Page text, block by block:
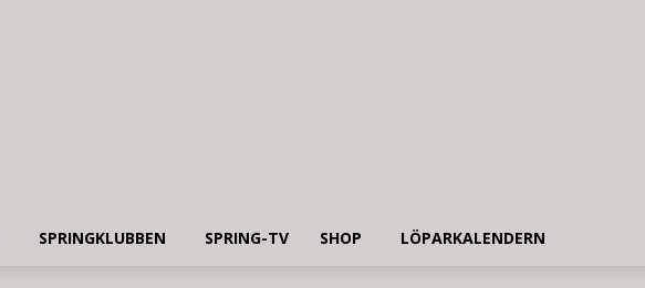
SPRINGKLUBBEN SPRING-TV SHOP LÖPARKALENDERN